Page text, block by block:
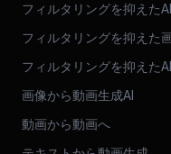
フィルタリングを抑えた
フィルタリングを抑えた
フィルタリングを抑えた
画像から動画生成AI
動画から動画へ